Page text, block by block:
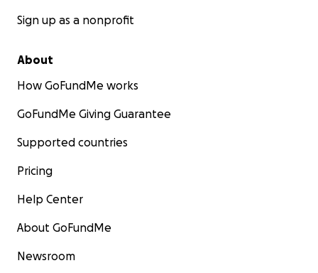
Sign up as a nonprofit
About
How GoFundMe works
GoFundMe Giving Guarantee
Supported countries
Pricing
Help Center
About GoFundMe
Newsroom